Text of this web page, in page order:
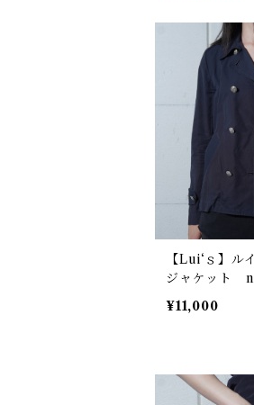
【Lui‘ｓ】
ジャケット
¥11,000